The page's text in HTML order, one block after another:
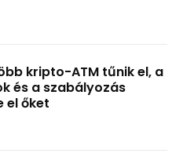
kripto-ATM tűnik el, a
és a szabályozás
el őket